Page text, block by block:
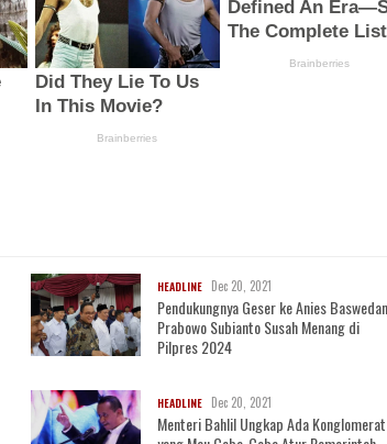
HEADLINE Dec 20, 2021
Pendukungnya Geser ke Anies Baswedan,
Prabowo Subianto Susah Menang di
Pilpres 2024
HEADLINE Dec 20, 2021
Menteri Bahlil Ungkap Ada Konglomerat